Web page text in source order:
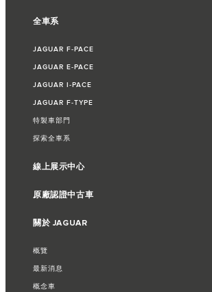
全車系
JAGUAR F‑PACE
JAGUAR E‑PACE
JAGUAR I‑PACE
JAGUAR F‑TYPE
特製車部門
探索全車系
線上展示中心
原廠認證中古車
關於 JAGUAR
概覽
最新消息
概念車